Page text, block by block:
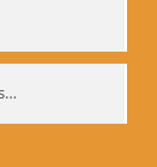
Demonstration der Etüde „Der Schuss mit dem Bogen“ durch Gennadij Nikolajewitsch Bogdanow, Berlin 1991